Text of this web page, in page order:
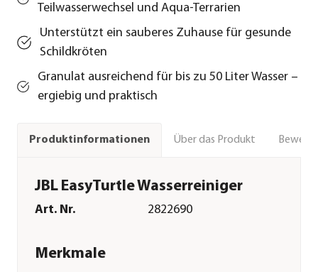
Teilwasserwechsel und Aqua-Terrarien
Unterstützt ein sauberes Zuhause für gesunde
Schildkröten
Granulat ausreichend für bis zu 50 Liter Wasser –
ergiebig und praktisch
Produktinformationen Über das Produkt
JBL EasyTurtle Wasserreiniger
Art. Nr. 2822690
Merkmale